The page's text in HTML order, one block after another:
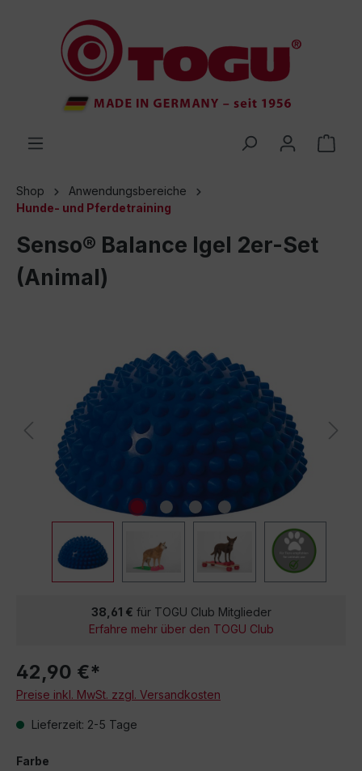
springen
Shop
Anwendungsbereiche
Hunde- und Pferdetraining
Senso® Balance Igel 2er-Set
(Animal)
38,61 € für TOGU Club Mitglieder
Erfahre mehr über den TOGU Club
42,90 €*
Preise inkl. MwSt. zzgl. Versandkosten
Lieferzeit: 2-5 Tage
Farbe